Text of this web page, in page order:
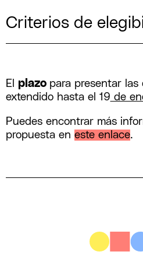
Criterios de
El plazo para presentar las
extendido hasta el 19 de
Puedes encontrar más
propuesta en este enlace.